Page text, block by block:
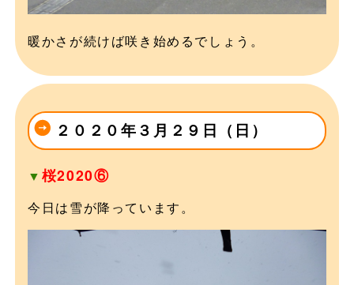
暖かさが続けば咲き始めるでしょう。
２０２０年３月２９日（日）
▼ 桜2020⑥
今日は雪が降っています。